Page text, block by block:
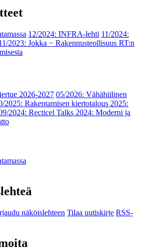
12/2024: INFRA-lehti 11/2024:
2023: Jokka − Rakennusteollisuus RT:n
2026-2027 05/2026: Vähähiilinen
2025: Rakentamisen kiertotalous 2025:
2024: Recticel Talks 2024: Moderni ja
näköislehteen Tilaa uutiskirje RSS-